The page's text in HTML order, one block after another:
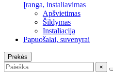
Įranga, instaliavimas
Apšvietimas
Šildymas
Instaliacija
Papuošalai, suvenyrai
Prekės
×